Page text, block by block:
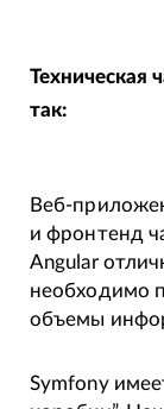
Техническая
так:
Bеб-
и фронтенд
Angular
необходимо
объемы
Symfony